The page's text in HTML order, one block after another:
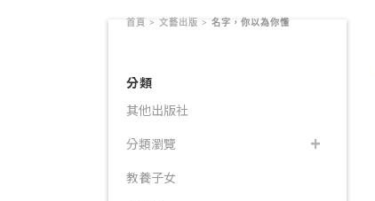
首頁 > 文藝出版 > 名字，你以為你懂
分類
其他出版社
分類瀏覽
教養子女